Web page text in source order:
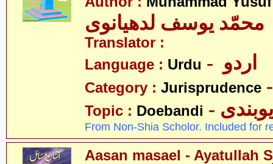
محمّد یوسف لدھیانوی
Translator :
Language : Urdu
Category : Jurisprudence
Topic : Doebandi
From Non-Shia Scholor. Included for
Aasan masael - Ayatullah